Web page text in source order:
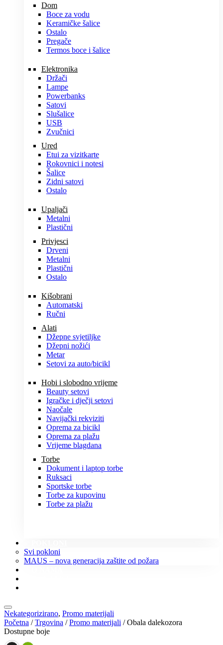
Dom
Boce za vodu
Keramičke šalice
Ostalo
Pregače
Termos boce i šalice
Elektronika
Držači
Lampe
Powerbanks
Satovi
Slušalice
USB
Zvučnici
Ured
Etui za vizitkarte
Rokovnici i notesi
Šalice
Zidni satovi
Ostalo
Upaljači
Metalni
Plastični
Privjesci
Drveni
Metalni
Plastični
Ostalo
Kišobrani
Automatski
Ručni
Alati
Džepne svjetiljke
Džepni nožići
Metar
Setovi za auto/bicikl
Hobi i slobodno vrijeme
Beauty setovi
Igračke i dječji setovi
Naočale
Navijački rekviziti
Oprema za bicikl
Oprema za plažu
Vrijeme blagdana
Torbe
Dokument i laptop torbe
Ruksaci
Sportske torbe
Torbe za kupovinu
Torbe za plažu
Svi pokloni
MAUS – nova generacija zaštite od požara
Nekategorizirano, Promo materijali
Početna /Trgovina /Promo materijali / Obala dalekozora
Dostupne boje